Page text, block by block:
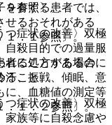
９参照〕。
症状の改善〉双極
自殺目的での過量服
者に処方する場合に
ること。
症状の改善〉双極
家族等に自殺念慮や
有する患者では、
せるおそれがある
．１参照〕。
ることがあるの
汗、振戦、傾眠、意
に、血糖値の測定等
．１．２参照〕。